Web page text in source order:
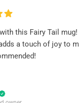
this Fairy Tail
a touch of joy to